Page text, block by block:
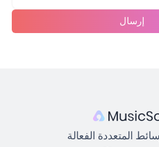
إرسال
المتعددة الفعالة